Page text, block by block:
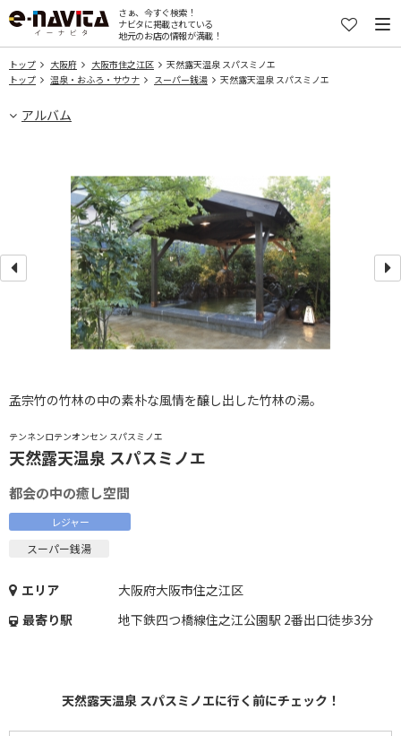
さぁ、今すぐ検索！
ナビタに掲載されている
地元のお店の情報が満載！
トップ 大阪府 大阪市住之江区
天然露天温泉 スパスミノエ
トップ
温泉・おふろ・サウナ スーパー銭湯 天然露天温泉 スパスミノエ
アルバム
テンネンロテンオンセン スパスミノエ
天然露天温泉 スパスミノエ
都会の中の癒し空間
レジャー
スーパー銭湯
エリア
大阪府大阪市住之江区
最寄り駅
地下鉄四つ橋線住之江公園駅 2番出口徒歩3分
天然露天温泉 スパスミノエに行く前にチェック！
孟宗竹の竹林の中の素朴な風情を醸し出した竹林の湯。